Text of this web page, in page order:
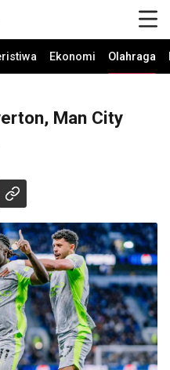
Ekonomi Olahraga
Man City